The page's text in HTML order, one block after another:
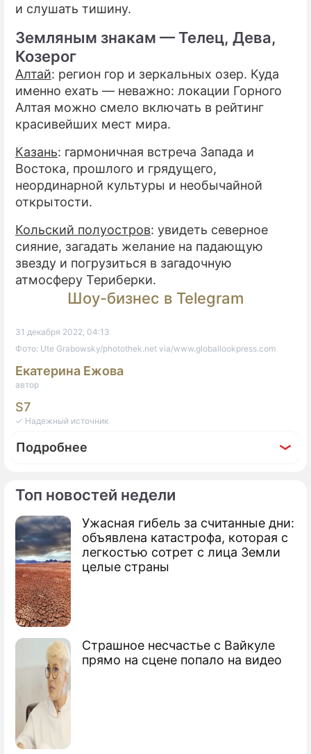
Топ новостей недели
Ужасная гибель за считанные дни:
объявлена катастрофа, которая с
легкостью сотрет с лица Земли
целые страны
Страшное несчастье с Вайкуле
прямо на сцене попало на видео
и слушать тишину.
Земляным знакам — Телец, Дева,
Козерог
Алтай: регион гор и зеркальных озер. Куда
именно ехать — неважно: локации Горного
Алтая можно смело включать в рейтинг
красивейших мест мира.
Казань: гармоничная встреча Запада и
Востока, прошлого и грядущего,
неординарной культуры и необычайной
открытости.
Кольский полуостров: увидеть северное
сияние, загадать желание на падающую
звезду и погрузиться в загадочную
атмосферу Териберки.
Шоу-бизнес в Telegram
31 декабря 2022, 04:13
Фото: Ute Grabowsky/photothek.net via/www.globallookpress.com
Екатерина Ежова
автор
S7
✓ Надежный источник
Подробнее
Фоторепортаж
Хранилище душ: загадка каменных глыб
Южной Сибири